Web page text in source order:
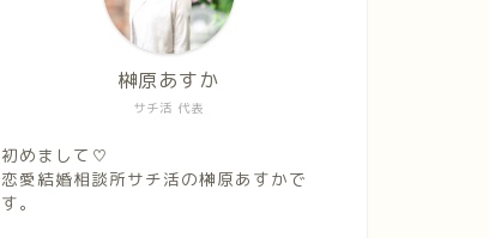
サチ活 代表
榊原あすか
初めまして♡
恋愛結婚相談所サチ活の榊原あすかで
す。